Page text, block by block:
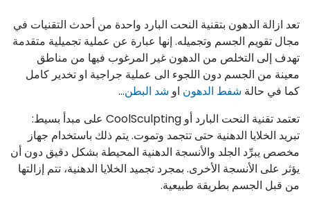
تعد ازالة الدهون بتقنية النحت البارد واحدة من أحدث التقنيات في
مجال تقويم الجسم وتجميله. إنها عبارة عن عملية تجميلية متقدمة
تهدف إلى التخلص من الدهون غير المرغوب فيها من مناطق
معينة من الجسم دون اللجوء الى عملية جراجية او تخدير كامل
كما في حالة شفط الدهون او شد البطن…
تعتمد تقنية النحت البارد أو CoolSculpting على مبدأ بسيط:
تبريد الخلايا الدهنية حتى تتجمد وتموت. يتم ذلك باستخدام جهاز
مخصص يبرِّد الجلد والأنسجة الدهنية المحيطة بشكل دقيق دون أن
يؤثر على الأنسجة الأخرى. بمجرد تجميد الخلايا الدهنية، تتم إزالتها
من قبل الجسم بطريقة طبيعية.